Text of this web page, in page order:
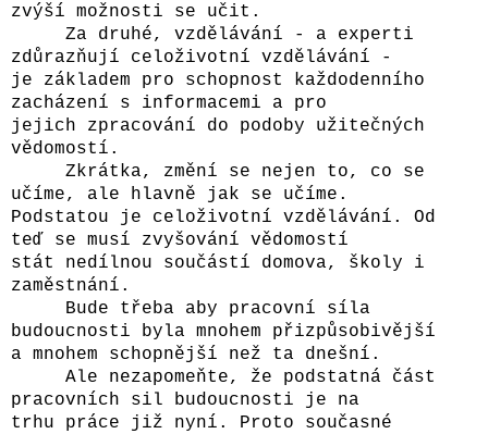
zvýší možnosti se učit.
Za druhé, vzdělávání - a experti
zdůrazňují celoživotní vzdělávání -
je základem pro schopnost každodenního
zacházení s informacemi a pro
jejich zpracování do podoby užitečných
vědomostí.
Zkrátka, změní se nejen to, co se
učíme, ale hlavně jak se učíme.
Podstatou je celoživotní vzdělávání. Od
teď se musí zvyšování vědomostí
stát nedílnou součástí domova, školy i
zaměstnání.
Bude třeba aby pracovní síla
budoucnosti byla mnohem přizpůsobivější
a mnohem schopnější než ta dnešní.
Ale nezapomeňte, že podstatná část
pracovních sil budoucnosti je na
trhu práce již nyní. Proto současné